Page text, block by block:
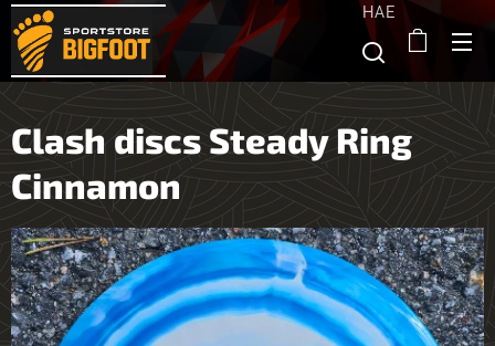
HAE
Clash discs Steady Ring
Cinnamon